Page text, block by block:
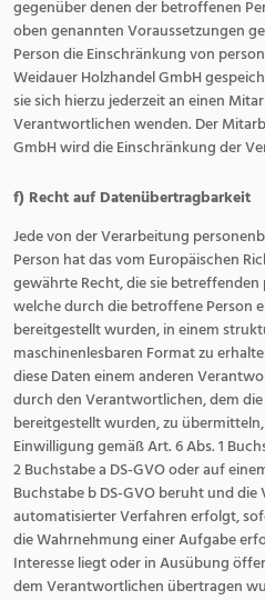
gegenüber denen der betroffenen
oben genannten Voraussetzungen
Person die Einschränkung von
Weidauer Holzhandel GmbH
sie sich hierzu jederzeit an einen
Verantwortlichen wenden. Der
GmbH wird die Einschränkung der
f) Recht auf Datenübertragbarkeit
Jede von der Verarbeitung
Person hat das vom Europäischen
gewährte Recht, die sie
welche durch die betroffene Person
bereitgestellt wurden, in einem
maschinenlesbaren Format zu
diese Daten einem anderen
durch den Verantwortlichen, dem
bereitgestellt wurden, zu
Einwilligung gemäß Art. 6 Abs. 1
2 Buchstabe a DS-GVO oder auf
Buchstabe b DS-GVO beruht und
automatisierter Verfahren erfolgt,
die Wahrnehmung einer Aufgabe
Interesse liegt oder in Ausübung
dem Verantwortlichen übertragen